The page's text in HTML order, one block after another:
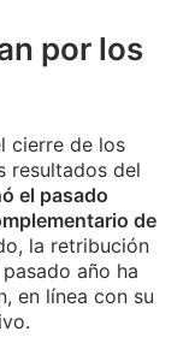
por los
cierre de los
resultados del
el pasado
de
la retribución
año ha
en línea con su